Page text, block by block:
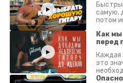
самую,
потом
Как
перед
Каждая
это